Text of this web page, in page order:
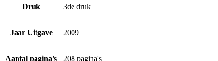
Druk 3de druk
Jaar Uitgave 2009
Aantal pagina's 208 pagina's